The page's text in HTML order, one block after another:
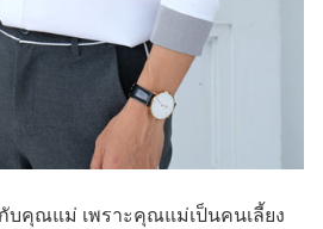
คุณแม่ เพราะคุณแม่เป็นคนเลี้ยง